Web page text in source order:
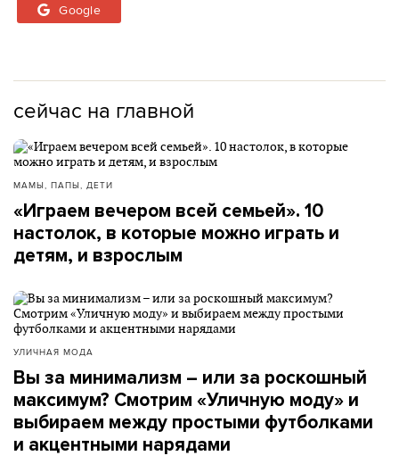
Google
сейчас на главной
МАМЫ, ПАПЫ, ДЕТИ
«Играем вечером всей семьей». 10
настолок, в которые можно играть и
детям, и взрослым
УЛИЧНАЯ МОДА
Вы за минимализм – или за роскошный
максимум? Смотрим «Уличную моду» и
выбираем между простыми футболками
и акцентными нарядами